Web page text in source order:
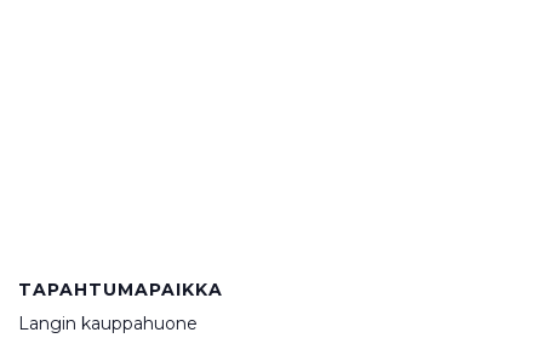
TAPAHTUMAPAIKKA
Langin kauppahuone